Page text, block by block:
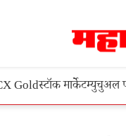
Goldस्टॉक मार्केटम्युचुअल